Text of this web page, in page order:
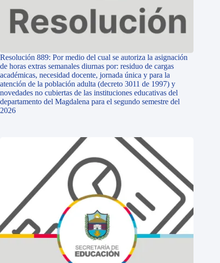
Resolución 889: Por medio del cual se autoriza la asignación
de horas extras semanales diurnas por: residuo de cargas
académicas, necesidad docente, jornada única y para la
atención de la población adulta (decreto 3011 de 1997) y
novedades no cubiertas de las instituciones educativas del
departamento del Magdalena para el segundo semestre del
2026